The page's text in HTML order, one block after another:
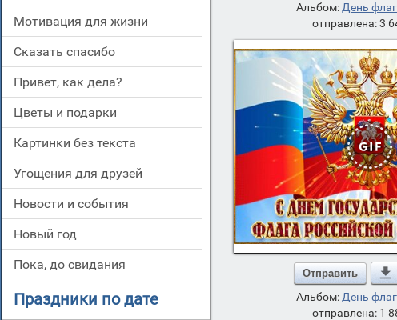
мотивация для жизни
сказать спасибо
привет, как дела?
цветы и подарки
картинки без текста
угощения для друзей
новости и события
новый год
пока, до свидания
Праздники по дате
Альбом: День
отправлена: 3
Отправить
Альбом: День
отправлена: 1